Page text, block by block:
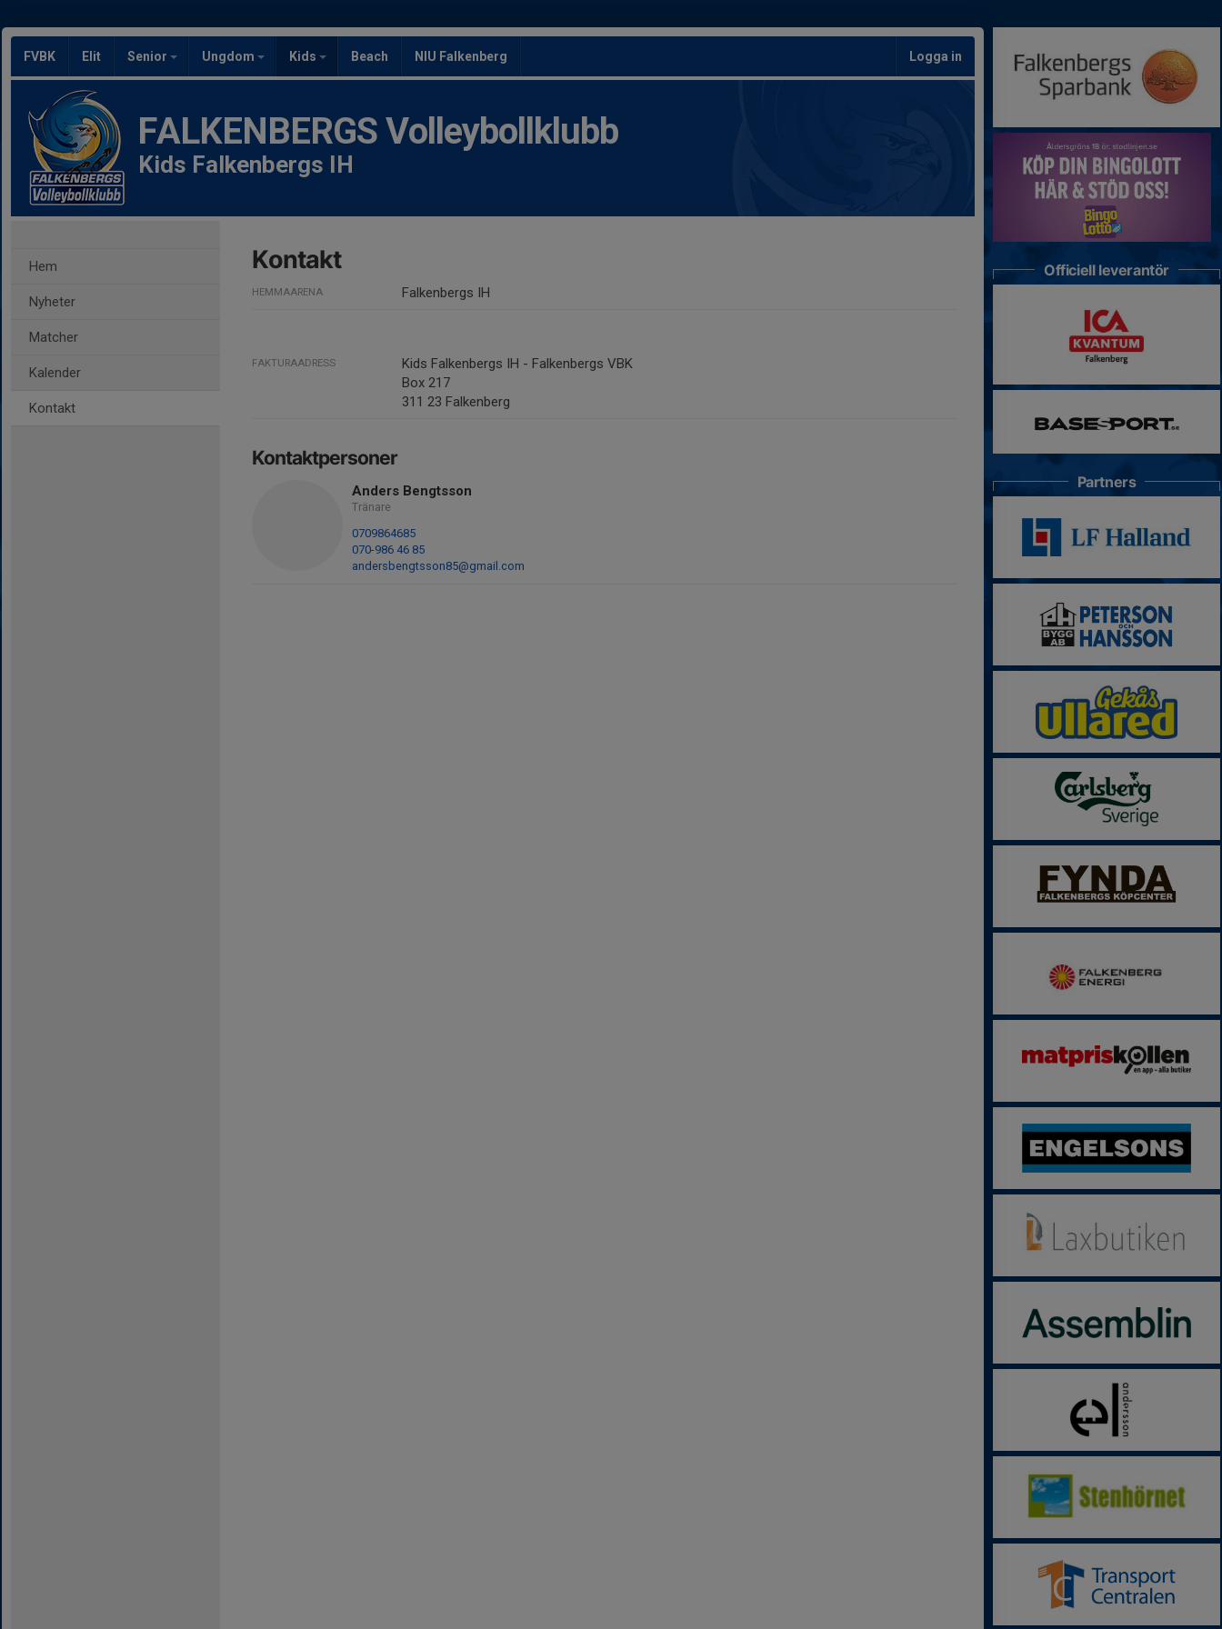
FVBK Elit Senior Ungdom Kids Beach NIU Falkenberg Logga in
FALKENBERGS Volleybollklubb
Kids Falkenbergs IH
Hem
Nyheter
Matcher
Kalender
Kontakt
Kontakt
HEMMAARENA Falkenbergs IH
FAKTURAADRESS
Kids Falkenbergs IH - Falkenbergs VBK
Box 217
311 23 Falkenberg
Kontaktpersoner
Anders Bengtsson
Tränare
0709864685
070-986 46 85
andersbengtsson85@gmail.com
Officiell leverantör
Partners